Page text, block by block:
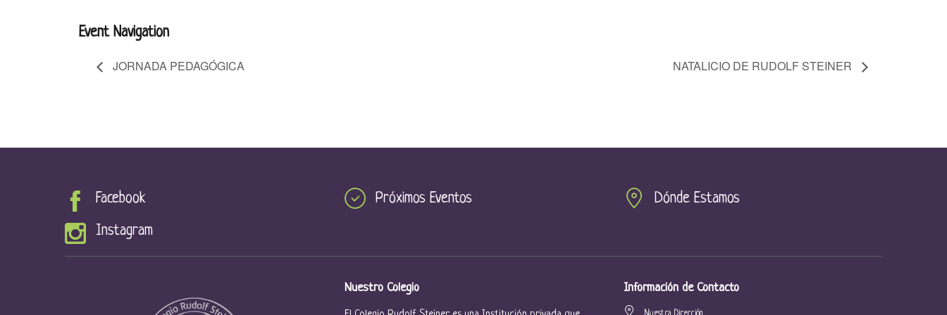
Event Navigation
JORNADA PEDAGÓGICA NATALICIO DE RUDOLF STEINER
Facebook
Instagram
Próximos Eventos Dónde Estamos
Nuestro Colegio Información de Contacto